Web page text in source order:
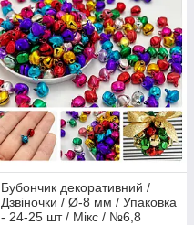
Бубончик декоративний /
Дзвіночки / Ø-8 мм / Упаковка
- 24-25 шт / Мікс / №6,8